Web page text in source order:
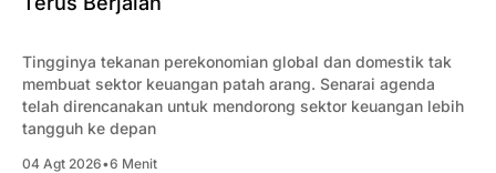
Tingginya tekanan perekonomian global dan domestik tak
membuat sektor keuangan patah arang. Senarai agenda
telah direncanakan untuk mendorong sektor keuangan lebih
tangguh ke depan
04 Agt 2026•6 Menit